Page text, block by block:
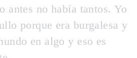
antes no había tantos. Yo
porque era burgalesa y
en algo y eso es